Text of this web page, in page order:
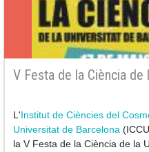
V Festa de la Ciència de
L'Institut de Ciències del
Universitat de Barcelona
la V Festa de la Ciència de la